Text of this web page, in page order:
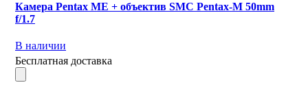
Камера Pentax ME + объектив SMC Pentax-M 50mm
f/1.7
В наличии
Бесплатная доставка